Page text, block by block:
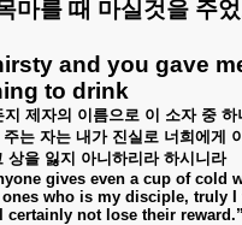
마를 때 마실것을 주
and you gave
to drink
제자의 이름으로 이 소자 중 하
주는 자는 내가 진실로 너희에게
상을 잃지 아니하리라 하시니라
gives even a cup of cold
who is my disciple, truly I
certainly not lose their